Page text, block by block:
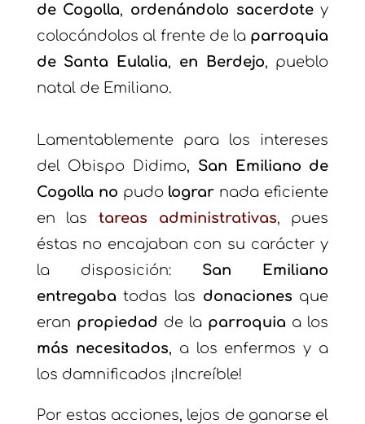
de Cogolla, ordenándolo sacerdotey
colocándolos al frente de la parroquia
de Santa Eulalia, en Berdejo, pueblo
natal de Emiliano.
Lamentablemente para los intereses
del Obispo Didimo, San Emiliano de
Cogolla no pudo lograr nada eficiente
en las tareas administrativas, pues
éstas no encajaban con su carácter y
la disposición: San Emiliano
entregaba todas las donaciones que
eran propiedad de la parroquia a los
más necesitados, a los enfermos y a
los damnificados ¡Increíble!
Por estas acciones, lejos de ganarse el